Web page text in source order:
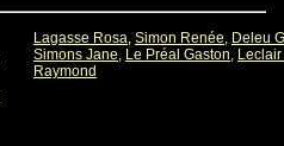
Lagasse Rosa, Simon Renée, Deleu
Simons Jane, Le Préal Gaston,
Raymond